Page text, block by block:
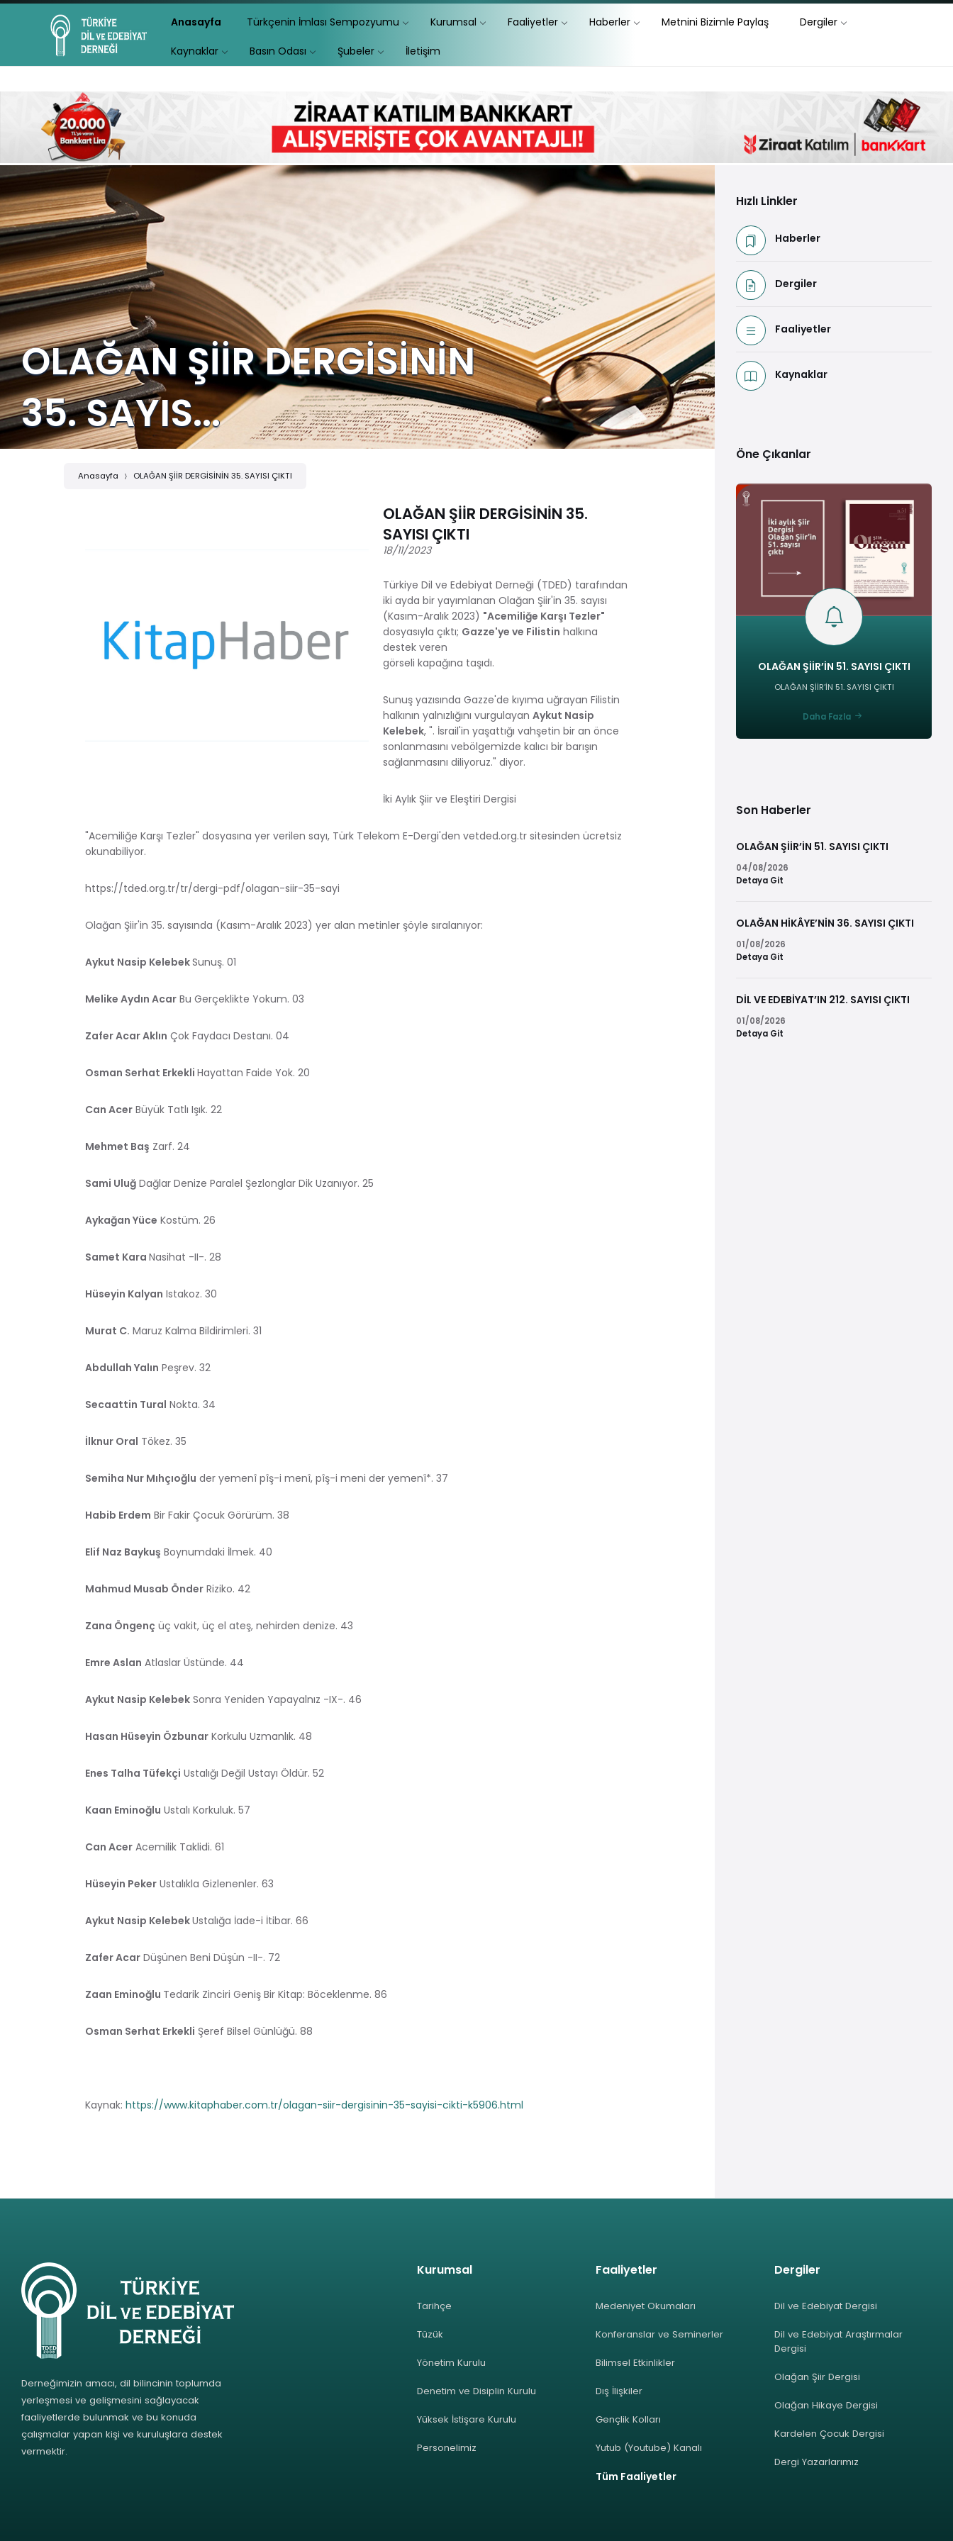
Anasayfa Türkçenin İmlası Sempozyumu Kurumsal Faaliyetler Haberler Metnini Bizimle Paylaş Dergiler
Kaynaklar Basın Odası Şubeler İletişim
OLAĞAN ŞİİR DERGİSİNİN
35. SAYIS...
Anasayfa OLAĞAN ŞİİR DERGİSİNİN 35. SAYISI ÇIKTI
OLAĞAN ŞİİR DERGİSİNİN 35.
SAYISI ÇIKTI
18/11/2023
Türkiye Dil ve Edebiyat Derneği (TDED) tarafından
iki ayda bir yayımlanan Olağan Şiir'in 35. sayısı
(Kasım-Aralık 2023) "Acemiliğe Karşı Tezler"
dosyasıyla çıktı; Gazze'ye ve Filistin halkına
destek veren
görseli kapağına taşıdı.
Sunuş yazısında Gazze'de kıyıma uğrayan Filistin
halkının yalnızlığını vurgulayan Aykut Nasip
Kelebek, ". İsrail'in yaşattığı vahşetin bir an önce
sonlanmasını vebölgemizde kalıcı bir barışın
sağlanmasını diliyoruz." diyor.
İki Aylık Şiir ve Eleştiri Dergisi
"Acemiliğe Karşı Tezler" dosyasına yer verilen sayı, Türk Telekom E-Dergi'den vetded.org.tr sitesinden ücretsiz
okunabiliyor.
https://tded.org.tr/tr/dergi-pdf/olagan-siir-35-sayi
Olağan Şiir'in 35. sayısında (Kasım-Aralık 2023) yer alan metinler şöyle sıralanıyor:
Aykut Nasip KelebekSunuş. 01
Melike Aydın Acar Bu Gerçeklikte Yokum. 03
Zafer Acar Aklın Çok Faydacı Destanı. 04
Osman Serhat Erkekli Hayattan Faide Yok. 20
Can Acer Büyük Tatlı Işık. 22
Mehmet Baş Zarf. 24
Sami Uluğ Dağlar Denize Paralel Şezlonglar Dik Uzanıyor. 25
Aykağan Yüce Kostüm. 26
Samet Kara Nasihat -II-. 28
Hüseyin Kalyan Istakoz. 30
Murat C. Maruz Kalma Bildirimleri. 31
Abdullah Yalın Peşrev. 32
Secaattin Tural Nokta. 34
İlknur Oral Tökez. 35
Semiha Nur Mıhçıoğlu der yemenî pîş-i menî, pîş-i meni der yemenî*. 37
Habib Erdem Bir Fakir Çocuk Görürüm. 38
Elif Naz Baykuş Boynumdaki İlmek. 40
Mahmud Musab Önder Riziko. 42
Zana Öngenç üç vakit, üç el ateş, nehirden denize. 43
Emre Aslan Atlaslar Üstünde. 44
Aykut Nasip Kelebek Sonra Yeniden Yapayalnız -IX-. 46
Hasan Hüseyin Özbunar Korkulu Uzmanlık. 48
Enes Talha Tüfekçi Ustalığı Değil Ustayı Öldür. 52
Kaan Eminoğlu Ustalı Korkuluk. 57
Can Acer Acemilik Taklidi. 61
Hüseyin Peker Ustalıkla Gizlenenler. 63
Aykut Nasip KelebekUstalığa İade-i İtibar. 66
Zafer Acar Düşünen Beni Düşün -II-. 72
Zaan Eminoğlu Tedarik Zinciri Geniş Bir Kitap: Böceklenme. 86
Osman Serhat Erkekli Şeref Bilsel Günlüğü. 88
Kaynak: https://www.kitaphaber.com.tr/olagan-siir-dergisinin-35-sayisi-cikti-k5906.html
Hızlı Linkler
Haberler
Dergiler
Faaliyetler
Kaynaklar
Öne Çıkanlar
OLAĞAN ŞİİR’İN 51. SAYISI ÇIKTI
OLAĞAN ŞİİR’İN 51. SAYISI ÇIKTI
Daha Fazla
Son Haberler
OLAĞAN ŞİİR’İN 51. SAYISI ÇIKTI
04/08/2026
Detaya Git
OLAĞAN HİKÂYE’NİN 36. SAYISI ÇIKTI
01/08/2026
Detaya Git
DİL VE EDEBİYAT’IN 212. SAYISI ÇIKTI
01/08/2026
Detaya Git
Derneğimizin amacı, dil bilincinin toplumda
yerleşmesi ve gelişmesini sağlayacak
faaliyetlerde bulunmak ve bu konuda
çalışmalar yapan kişi ve kuruluşlara destek
vermektir.
Kurumsal
Tarihçe
Tüzük
Yönetim Kurulu
Denetim ve Disiplin Kurulu
Yüksek İstişare Kurulu
Personelimiz
Faaliyetler
Medeniyet Okumaları
Konferanslar ve Seminerler
Bilimsel Etkinlikler
Dış İlişkiler
Gençlik Kolları
Yutub (Youtube) Kanalı
Tüm Faaliyetler
Dergiler
Dil ve Edebiyat Dergisi
Dil ve Edebiyat Araştırmalar
Dergisi
Olağan Şiir Dergisi
Olağan Hikaye Dergisi
Kardelen Çocuk Dergisi
Dergi Yazarlarımız